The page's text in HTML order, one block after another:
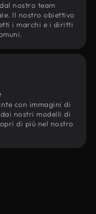
nostro team
Il nostro obiettivo
i marchi e i diritti
con immagini di
nostri modelli di
di più nel nostro